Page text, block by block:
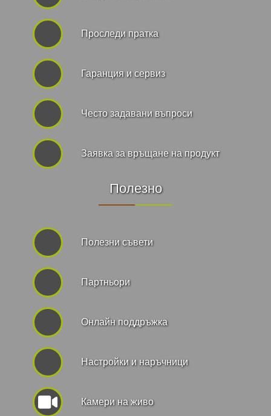
Проследи пратка
Гаранция и сервиз
Често задавани въпроси
Заявка за връщане на продукт
Полезно
Полезни съвети
Партньори
Онлайн поддръжка
Hастройки и наръчници
Камери на живо